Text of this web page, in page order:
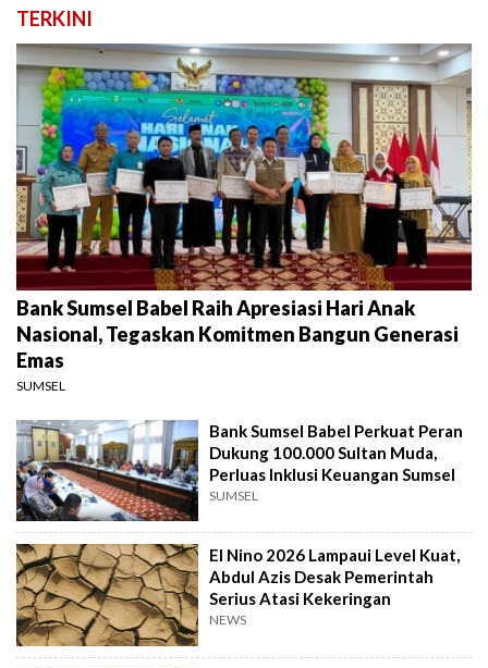
TERKINI
Bank Sumsel Babel Raih Apresiasi Hari Anak
Nasional, Tegaskan Komitmen Bangun Generasi
Emas
SUMSEL
Bank Sumsel Babel Perkuat Peran
Dukung 100.000 Sultan Muda,
Perluas Inklusi Keuangan Sumsel
SUMSEL
El Nino 2026 Lampaui Level Kuat,
Abdul Azis Desak Pemerintah
Serius Atasi Kekeringan
NEWS